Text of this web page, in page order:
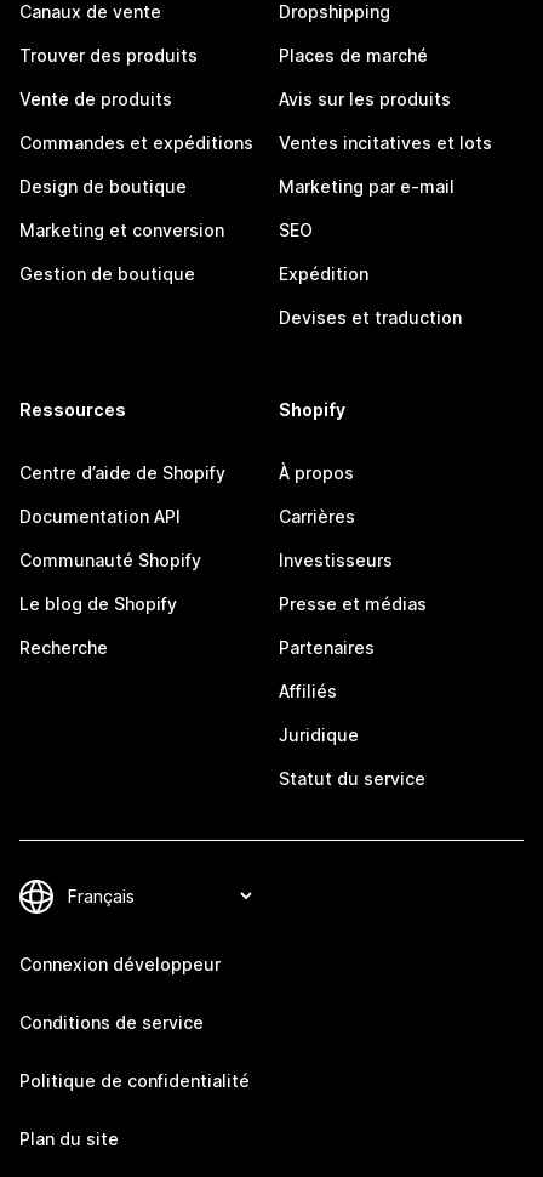
Canaux de vente
Trouver des produits
Vente de produits
Commandes et expéditions
Design de boutique
Marketing et conversion
Gestion de boutique
Dropshipping
Places de marché
Avis sur les produits
Ventes incitatives et lots
Marketing par e-mail
SEO
Expédition
Devises et traduction
Ressources
Centre d’aide de Shopify
Documentation API
Communauté Shopify
Le blog de Shopify
Recherche
Shopify
À propos
Carrières
Investisseurs
Presse et médias
Partenaires
Affiliés
Juridique
Statut du service
Connexion développeur
Conditions de service
Politique de confidentialité
Plan du site